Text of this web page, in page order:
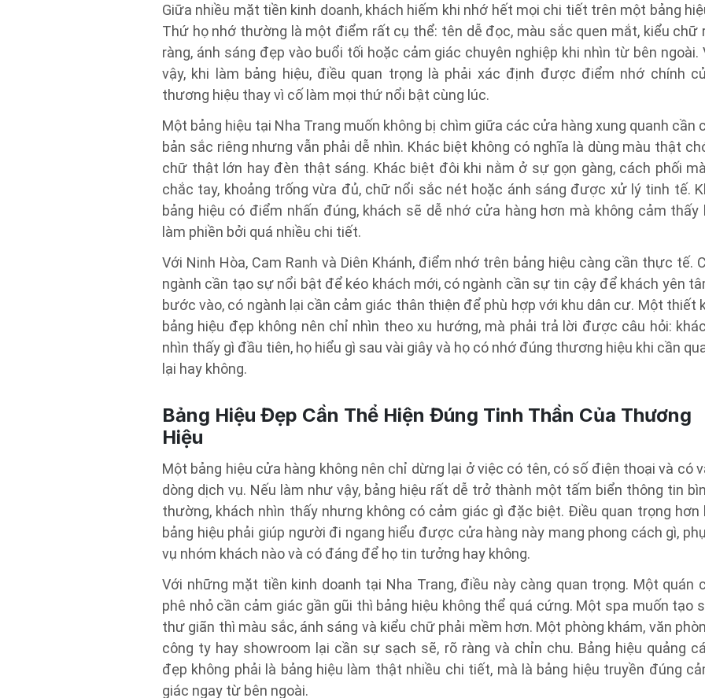
Giữa nhiều mặt tiền kinh doanh, khách hiếm khi nhớ hết mọi chi tiết trên một bảng
Thứ họ nhớ thường là một điểm rất cụ thể: tên dễ đọc, màu sắc quen mắt, kiểu chữ
ràng, ánh sáng đẹp vào buổi tối hoặc cảm giác chuyên nghiệp khi nhìn từ bên ngoài.
vậy, khi làm bảng hiệu, điều quan trọng là phải xác định được điểm nhớ chính
thương hiệu thay vì cố làm mọi thứ nổi bật cùng lúc.
Một bảng hiệu tại Nha Trang muốn không bị chìm giữa các cửa hàng xung quanh cần
bản sắc riêng nhưng vẫn phải dễ nhìn. Khác biệt không có nghĩa là dùng màu thật
chữ thật lớn hay đèn thật sáng. Khác biệt đôi khi nằm ở sự gọn gàng, cách phối
chắc tay, khoảng trống vừa đủ, chữ nổi sắc nét hoặc ánh sáng được xử lý tinh tế.
bảng hiệu có điểm nhấn đúng, khách sẽ dễ nhớ cửa hàng hơn mà không cảm thấy
làm phiền bởi quá nhiều chi tiết.
Với Ninh Hòa, Cam Ranh và Diên Khánh, điểm nhớ trên bảng hiệu càng cần thực tế.
ngành cần tạo sự nổi bật để kéo khách mới, có ngành cần sự tin cậy để khách yên
bước vào, có ngành lại cần cảm giác thân thiện để phù hợp với khu dân cư. Một thiết
bảng hiệu đẹp không nên chỉ nhìn theo xu hướng, mà phải trả lời được câu hỏi:
nhìn thấy gì đầu tiên, họ hiểu gì sau vài giây và họ có nhớ đúng thương hiệu khi cần
lại hay không.
Bảng Hiệu Đẹp Cần Thể Hiện Đúng Tinh Thần Của Thương
Hiệu
Một bảng hiệu cửa hàng không nên chỉ dừng lại ở việc có tên, có số điện thoại và có
dòng dịch vụ. Nếu làm như vậy, bảng hiệu rất dễ trở thành một tấm biển thông tin
thường, khách nhìn thấy nhưng không có cảm giác gì đặc biệt. Điều quan trọng hơn
bảng hiệu phải giúp người đi ngang hiểu được cửa hàng này mang phong cách gì,
vụ nhóm khách nào và có đáng để họ tin tưởng hay không.
Với những mặt tiền kinh doanh tại Nha Trang, điều này càng quan trọng. Một quán
phê nhỏ cần cảm giác gần gũi thì bảng hiệu không thể quá cứng. Một spa muốn tạo
thư giãn thì màu sắc, ánh sáng và kiểu chữ phải mềm hơn. Một phòng khám, văn
công ty hay showroom lại cần sự sạch sẽ, rõ ràng và chỉn chu. Bảng hiệu quảng
đẹp không phải là bảng hiệu làm thật nhiều chi tiết, mà là bảng hiệu truyền đúng
giác ngay từ bên ngoài.